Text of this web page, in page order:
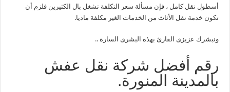
أسطول نقل كامل ، فإن مسألة سعر التكلفة تشغل بال الكثيرين فلزم أن
تكون خدمة نقل الأثاث من الخدمات الغير مكلفة ماديا.
ونبشرك عزيزى القارئ بهذه البشرى السارة ..
رقم أفضل شركة نقل عفش
بالمدينة المنورة.